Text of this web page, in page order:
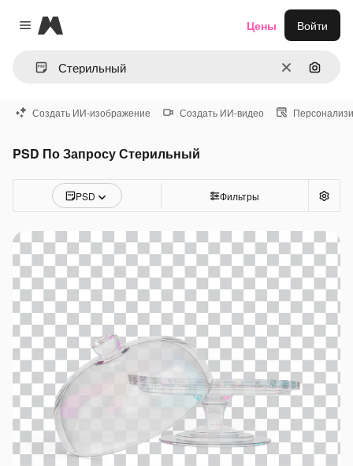
Close menu
Magnific
ОчиститьПоиск
Цены Войти
Создать ИИ-изображение Создать ИИ-видео
PSD По Запросу Стерильный
PSD Фильтры